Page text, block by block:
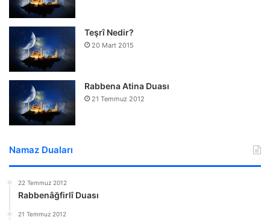
Teşrî Nedir?
20 Mart 2015
Rabbena Atina Duası
21 Temmuz 2012
Namaz Duaları
22 Temmuz 2012
Rabbenâğfirlî Duası
21 Temmuz 2012